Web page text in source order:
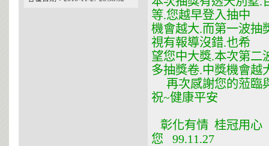
等.您越早登入抽中
機會越大.而第一波抽
視有報導沒錯.也希
望您中大獎.本次第二
多抽獎卷.中獎機會越
再次感謝您的蒞臨
祝~健康平安
彰化有情 桂冠用
您 99.11.27